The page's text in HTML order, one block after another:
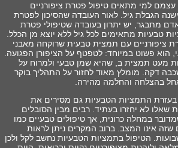
למי מתאים טיפול פטרת ציפורניים
הגבלת גיל. לאור העובדה שהסיכון לפטרת
מתבגר, יש יתרון בעובדה שטיפולי פטרת
טבעיות מתאימים לכל גיל ללא יוצא מן הכלל.
ציפורניים עם תמצית טבעית שרוקחה מאבני
הוא פשוט במיוחד: לטפטף על הציפורן הפגועה.
מעט תמצית ב, שהיא שמן טבעי ולמרוח על
דקה. מומלץ מאוד לחזור על התהליך בוקר
בהצלחה והחלמה מהירה.
בעזרת התמציות הטבעיות גם מסירים את
שאלו לא יחזרו בעתיד. רבים מבין הסובלים
במחלה כרונית, אך טיפולים טבעיים כמו
אינו המצב. ברוב המקרים ניתן לראות
הטיפול בתמציות הטבעיות נחשב לקל ולכן